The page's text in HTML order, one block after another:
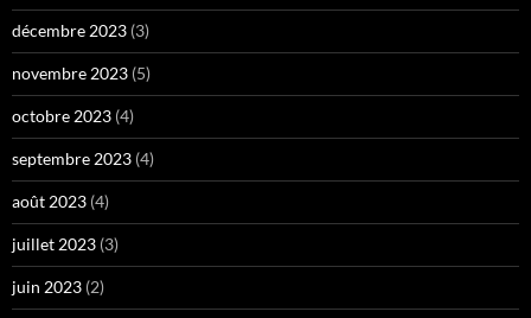
décembre 2023 (3)
novembre 2023 (5)
octobre 2023 (4)
septembre 2023 (4)
août 2023 (4)
juillet 2023 (3)
juin 2023 (2)